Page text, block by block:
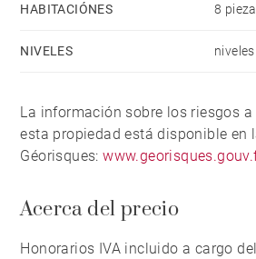
HABITACIÓNES 8
NIVELES
La información sobre los riesgos
esta propiedad está disponible en
Géorisques:
Acerca del precio
Honorarios IVA incluido a cargo